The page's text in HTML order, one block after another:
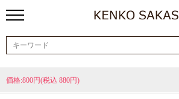
価格:800円(税込 880円)